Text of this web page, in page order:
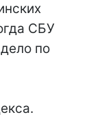
СБУ
по